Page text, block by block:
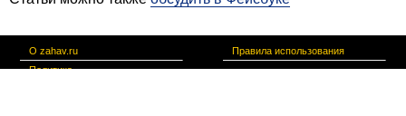
О zahav.ru
Правила использования
Политика